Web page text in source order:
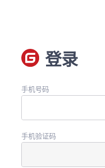
登录
手机号码
手机验证码